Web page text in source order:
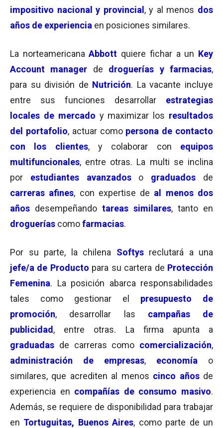
impositivo nacional y provincial , y al menos dos
años de experiencia en posiciones similares.
La norteamericanaAbbott quiere fichar a un Key
Account manager de droguerías y farmacias,
para su división de Nutrición. La vacante incluye
entre sus funciones desarrollar estrategias
locales de mercado y maximizar los resultados
del portafolio, actuar como persona de contacto
con los clientes, y colaborar con equipos
multifuncionales, entre otras. La multi se inclina
por estudiantes avanzadoso graduados
de
carreras afines, con expertise de al menos dos
años desempeñando tareas similares, tanto en
droguerías comofarmacias.
Por su parte, la chilena Softysreclutará a una
jefe/a de Producto para su cartera de Protección
Femenina. La posición abarca responsabilidades
tales como gestionar el presupuesto de
promoción, desarrollar las campañas de
publicidad , entre otras. La firma apunta a
graduadas de carreras como comercialización,
administración de empresas, economía
o
similares, que acrediten al menos cinco añosde
experiencia en compañías de consumo masivo.
Además, se requiere de disponibilidad para trabajar
en Tortuguitas, Buenos Aires, como parte de un